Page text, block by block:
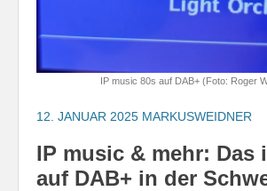
IP music 80s auf DAB+ (Foto: Roger
12. JANUAR 2025 MARKUSWEIDNER
IP music & mehr: Das
auf DAB+ in der